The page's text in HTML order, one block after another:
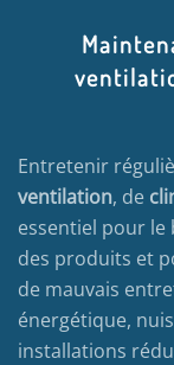
Entretenir
ventilation, de
essentiel pour le
des produits et
de mauvais
énergétique,
installations